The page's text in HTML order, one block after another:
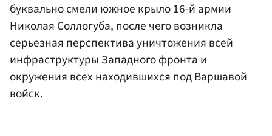
буквально смели южное крыло 16-й армии
Николая Соллогуба, после чего возникла
серьезная перспектива уничтожения всей
инфраструктуры Западного фронта и
окружения всех находившихся под Варшавой
войск.